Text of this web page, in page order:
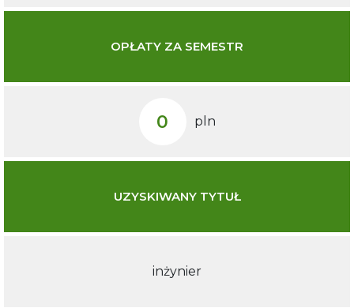
OPŁATY ZA SEMESTR
0 pln
UZYSKIWANY TYTUŁ
inżynier